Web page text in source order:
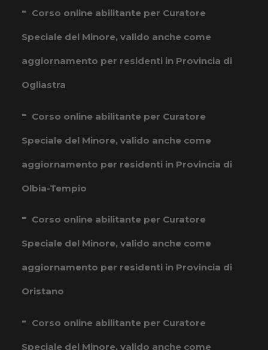
Corso online abilitante per Curatore
Speciale del Minore, valido anche come
aggiornamento per residenti in Provincia di
Ogliastra
Corso online abilitante per Curatore
Speciale del Minore, valido anche come
aggiornamento per residenti in Provincia di
Olbia-Tempio
Corso online abilitante per Curatore
Speciale del Minore, valido anche come
aggiornamento per residenti in Provincia di
Oristano
Corso online abilitante per Curatore
Speciale del Minore, valido anche come